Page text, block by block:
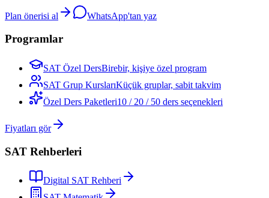
Plan önerisi al WhatsApp'tan yaz
Programlar
SAT Özel DersBirebir, kişiye özel program
SAT Grup KurslarıKüçük gruplar, sabit takvim
Özel Ders Paketleri10 / 20 / 50 ders seçenekleri
Fiyatları gör
SAT Rehberleri
Digital SAT Rehberi